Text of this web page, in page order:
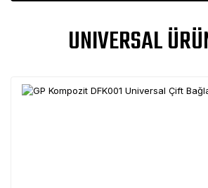
UNIVERSAL